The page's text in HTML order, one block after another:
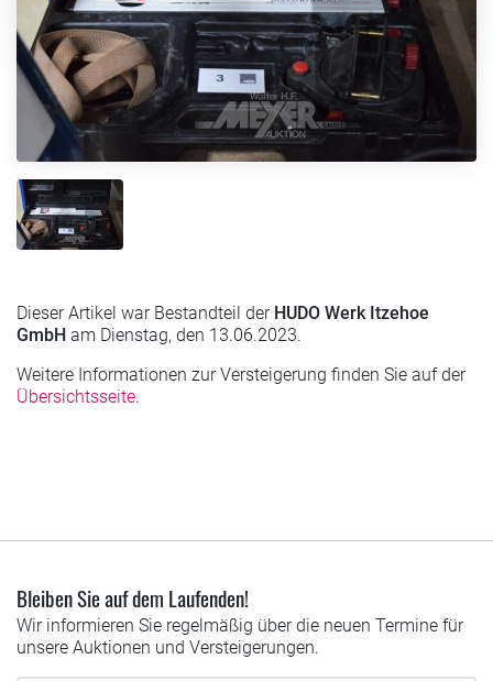
Dieser Artikel war Bestandteil der HUDO Werk Itzehoe
GmbH am Dienstag, den 13.06.2023.
Weitere Informationen zur Versteigerung finden Sie auf der
Übersichtsseite.
Bleiben Sie auf dem Laufenden!
Wir informieren Sie regelmäßig über die neuen Termine für
unsere Auktionen und Versteigerungen.